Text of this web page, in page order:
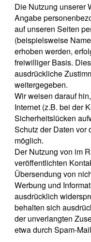
Die Nutzung unserer
Angabe
auf unseren Seiten
(beispielsweise
erhoben werden,
freiwilliger Basis.
ausdrückliche
weitergegeben.
Wir weisen darauf
Internet (z.B. bei der
Sicherheitslücken
Schutz der Daten vor
möglich.
Der Nutzung von im
veröffentlichten
Übersendung von
Werbung und
ausdrücklich
behalten sich
der unverlangten
etwa durch Spam-